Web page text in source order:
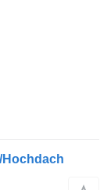
Hochdach